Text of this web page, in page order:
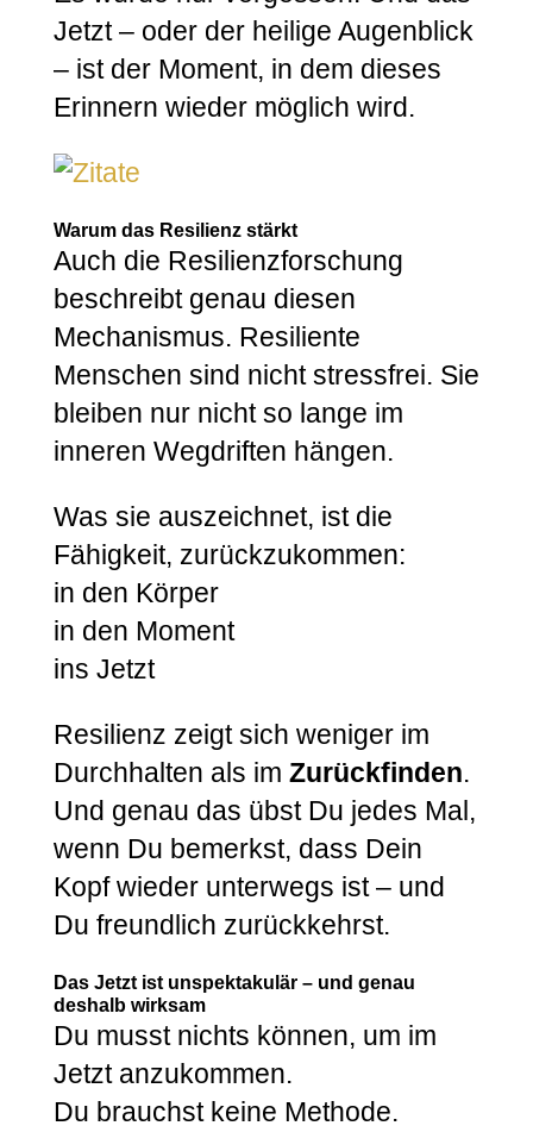
Jetzt – oder der heilige Augenblick
– ist der Moment, in dem dieses
Erinnern wieder möglich wird.
Warum das Resilienz stärkt
Auch die Resilienzforschung
beschreibt genau diesen
Mechanismus. Resiliente
Menschen sind nicht stressfrei. Sie
bleiben nur nicht so lange im
inneren Wegdriften hängen.
Was sie auszeichnet, ist die
Fähigkeit, zurückzukommen:
in den Körper
in den Moment
ins Jetzt
Resilienz zeigt sich weniger im
Durchhalten als im Zurückfinden.
Und genau das übst Du jedes Mal,
wenn Du bemerkst, dass Dein
Kopf wieder unterwegs ist – und
Du freundlich zurückkehrst.
Das Jetzt ist unspektakulär – und genau
deshalb wirksam
Du musst nichts können, um im
Jetzt anzukommen.
Du brauchst keine Methode.